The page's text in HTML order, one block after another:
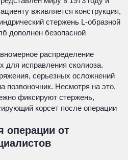
вживляется конструкция,
стержень L-образной
дополнен безопасной
распределение
для исправления сколиоза.
серьезных осложнений
позвоночник. Несмотря на это,
фиксируют стержень,
корсет после операции
операции от